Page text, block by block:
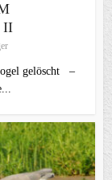
II
gelöscht –